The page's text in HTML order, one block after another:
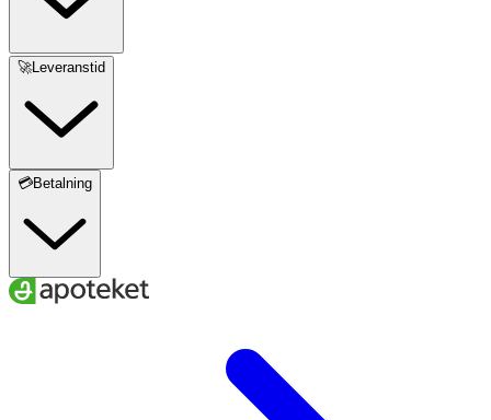
🚀Leveranstid
💳Betalning